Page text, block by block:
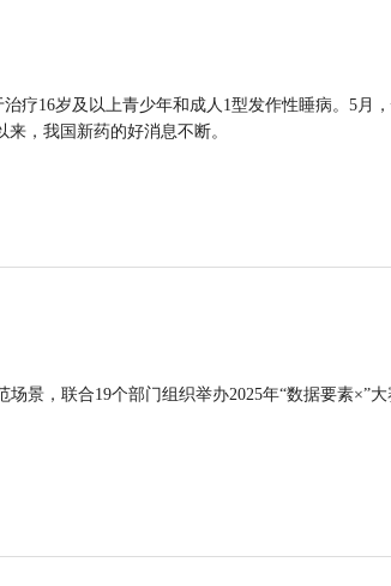
疗16岁及以上青少年和成人1型发作性睡病。5月
，我国新药的好消息不断。
景，联合19个部门组织举办2025年“数据要素×”大